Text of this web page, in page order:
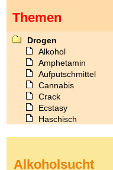
Themen
Drogen
Alkohol
Amphetamin
Aufputschmittel
Cannabis
Crack
Ecstasy
Haschisch
Kokain
Alkoholsucht